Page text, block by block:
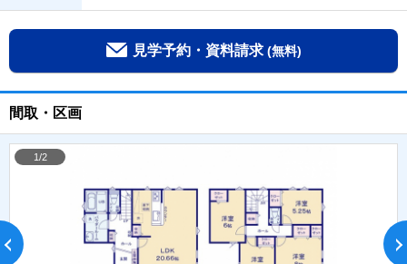
見学予約・資料請求 (無料)
間取・区画
1/2